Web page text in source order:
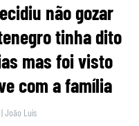
não gozar
tinha dito
mas foi visto
com a família
|João Luís